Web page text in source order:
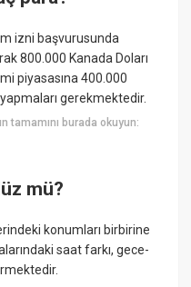
izni başvurusunda
800.000 Kanada Doları
piyasasına 400.000
gerekmektedir.
tamamını burada okuyun:
mü?
konumları birbirine
saat farkı, gece-